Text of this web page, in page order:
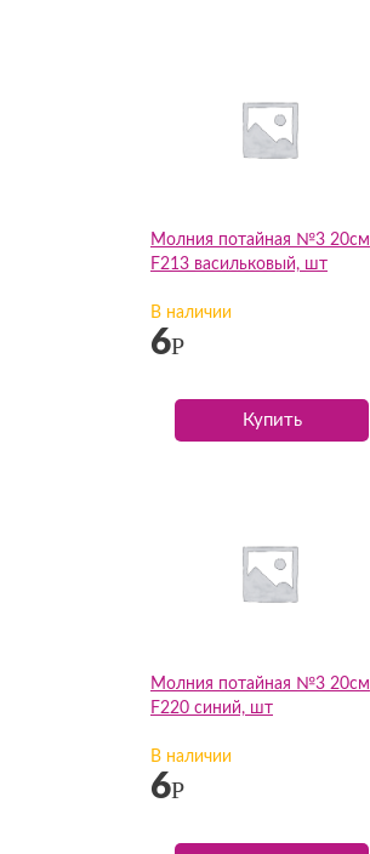
Молния потайная №3 20см
F213 васильковый, шт
В наличии
6Р
Купить
Молния потайная №3 20см
F220 синий, шт
В наличии
6Р